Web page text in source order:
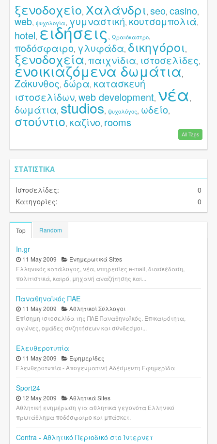
ξενοδοχείο, Χαλάνδρι, seo, casino,
web, ψυχολογία, γυμναστική, κουτσομπολιά,
hotel, ειδήσεις , Ωραιόκαστρο,
ποδόσφαιρο, γλυφάδα, δικηγόροι,
ξενοδοχεία, παιχνίδια, ιστοσελίδες,
ενοικιαζόμενα δωμάτια,
Ζάκυνθος, δώρα, κατασκευή
ιστοσελίδων, web development, νέα,
δωμάτια, studios, ψυχολόγος, ωδείο,
στούντιο, καζίνο, rooms
All Tags
ΣΤΑΤΙΣΤΙΚΆ
Ιστοσελίδες:
0
Κατηγορίες:
0
Top Random
In.gr
11 May 2009
Ενημερωτικά Sites
Ελληνικός κατάλογος, νέα, υπηρεσίες e-mail, διασκέδαση,
πολιτιστικά, καιρό, μηχανή αναζήτησης και...
Παναθηναϊκός ΠΑΕ
11 May 2009
Αθλητικοί Σύλλογοι
Επίσημη ιστοσελίδα της ΠΑΕ Παναθηναϊκός. Επικαιρότητα,
αγώνες, ομάδες συζητήσεων και σύνδεσμοι...
Ελευθεροτυπία
11 May 2009
Εφημερίδες
Ελευθεροτυπία - Απογευματινή Αδέσμευτη Εφημερίδα
Sport24
12 May 2009
Αθλητικά Sites
Αθλητική ενημέρωση για αθλητικά γεγονότα Ελληνικό
πρωτάθλημα ποδόσφαιρο και μπάσκετ.
Contra - Αθλητικό Περιοδικό στο Ίντερνετ